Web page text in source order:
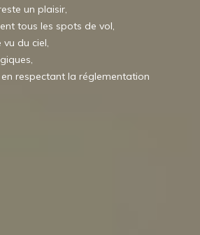
un plaisir,
tous les spots de vol,
du ciel,
respectant la réglementation